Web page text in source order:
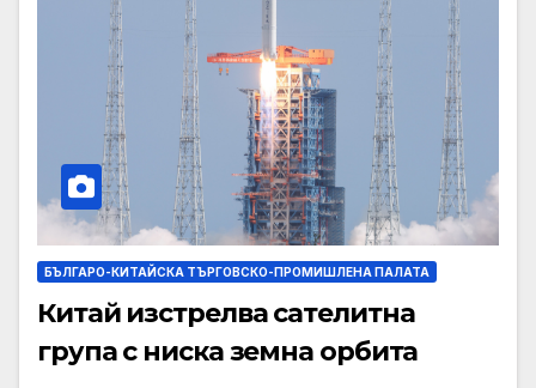
БЪЛГАРО-КИТАЙСКА ТЪРГОВСКО-ПРОМИШЛЕНА ПАЛАТА
Китай изстрелва сателитна
група с ниска земна орбита